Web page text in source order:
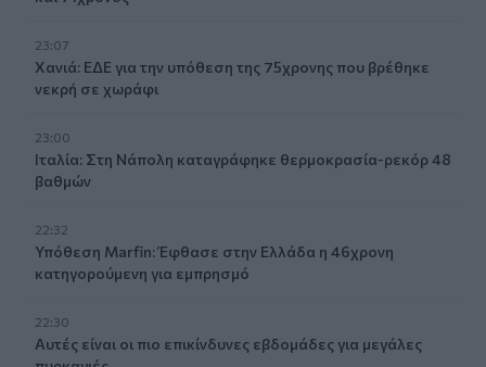
23:07
Χανιά: ΕΔΕ για την υπόθεση της 75χρονης που βρέθηκε
νεκρή σε χωράφι
23:00
Ιταλία: Στη Νάπολη καταγράφηκε θερμοκρασία-ρεκόρ 48
βαθμών
22:32
Υπόθεση Marfin: Έφθασε στην Ελλάδα η 46χρονη
κατηγορούμενη για εμπρησμό
22:30
Αυτές είναι οι πιο επικίνδυνες εβδομάδες για μεγάλες